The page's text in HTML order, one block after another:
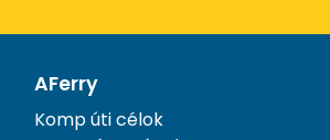
AFerry
Komp úti célok